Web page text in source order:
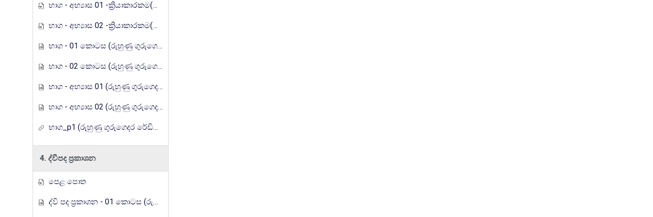
භාග - අභ්‍යාස 01 -ක්‍රියාකාරකම(රුහුණු ගුරුගෙදර රේඩියෝ පාඩම් මාලාව)
භාග - අභ්‍යාස 02 -ක්‍රියාකාරකම(රුහුණු ගුරුගෙදර රේඩියෝ පාඩම් මාලාව)
භාග - 01 කොටස (රුහුණු ගුරුගෙදර රේඩියෝ පාඩම් මාලාව)
භාග - 02 කොටස (රුහුණු ගුරුගෙදර රේඩියෝ පාඩම් මාලාව)
භාග - අභ්‍යාස 01 (රුහුණු ගුරුගෙදර රේඩියෝ පාඩම් මාලාව)
භාග - අභ්‍යාස 02 (රුහුණු ගුරුගෙදර රේඩියෝ පාඩම් මාලාව)
භාග_p1 (රුහුණු ගුරුගෙදර රේඩියෝ පාඩම් මාලාව)
4. ද්වීපද ප්‍රකාශන
පෙළ පොත
ද්වි පද ප්‍රකාශන - 01 කොටස (රුහුණු ගුරුගෙදර රේඩියෝ පාඩම් මාලාව)